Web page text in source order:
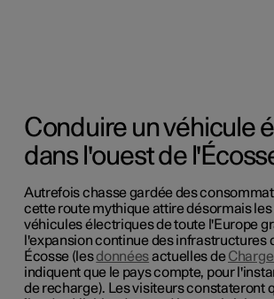
Conduire un véhicule
dans l'ouest de
Autrefois chasse gardée des
cette route mythique attire désormais
véhicules électriques de toute l'Europe
l'expansion continue des infrastructures
Écosse (lesdonnéesactuelles de
indiquent que le pays compte, pour
de recharge). Les visiteurs constateront